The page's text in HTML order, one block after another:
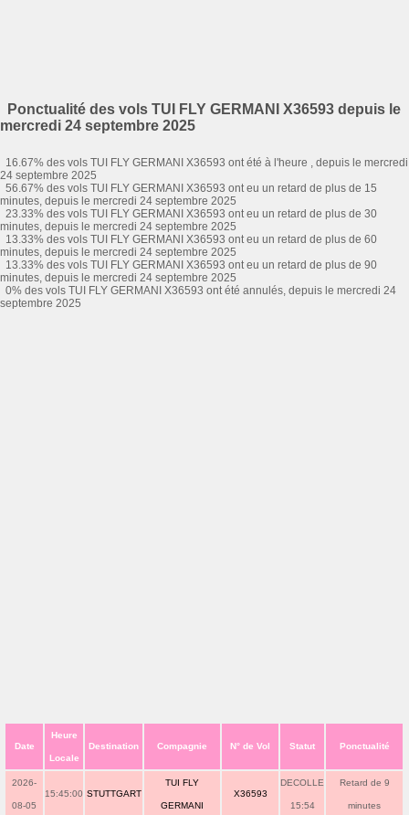
Ponctualité des vols TUI FLY GERMANI X36593 depuis le
mercredi 24 septembre 2025
16.67% des vols TUI FLY GERMANI X36593 ont été à l'heure , depuis le mercredi
24 septembre 2025
56.67% des vols TUI FLY GERMANI X36593 ont eu un retard de plus de 15
minutes, depuis le mercredi 24 septembre 2025
23.33% des vols TUI FLY GERMANI X36593 ont eu un retard de plus de 30
minutes, depuis le mercredi 24 septembre 2025
13.33% des vols TUI FLY GERMANI X36593 ont eu un retard de plus de 60
minutes, depuis le mercredi 24 septembre 2025
13.33% des vols TUI FLY GERMANI X36593 ont eu un retard de plus de 90
minutes, depuis le mercredi 24 septembre 2025
0% des vols TUI FLY GERMANI X36593 ont été annulés, depuis le mercredi 24
septembre 2025
Date
Heure
Locale
Destination Compagnie N° de Vol Statut Ponctualité
2026-
08-05
15:45:00 STUTTGART
TUI FLY
GERMANI
X36593
DECOLLE
15:54
Retard de 9
minutes